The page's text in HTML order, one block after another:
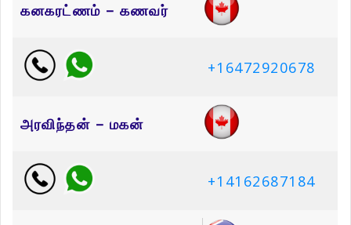
கனகரட்ணம் – கணவர்
+16472920678
அரவிந்தன் – மகன்
+14162687184